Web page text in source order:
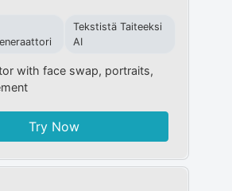
Tekstistä Taiteeksi
AI
with face swap, portraits,
Try Now